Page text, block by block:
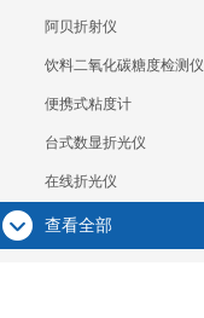
阿贝折射仪
饮料二氧化碳糖度检测仪
便携式粘度计
台式数显折光仪
在线折光仪
查看全部